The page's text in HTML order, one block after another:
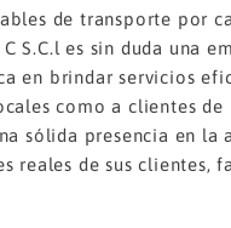
de transporte por
S.C.l es sin duda una
en brindar servicios
como a clientes de
sólida presencia en la
reales de sus clientes,